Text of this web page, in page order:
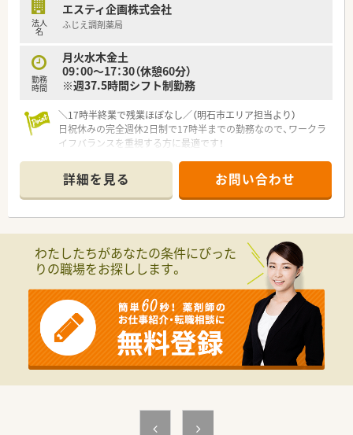
法人
名
エスティ企画株式会社
ふじえ調剤薬局
勤務
時間
月火水木金土
09：00～17：30（休憩60分）
※週37.5時間シフト制勤務
＼17時半終業で残業ほぼなし／（明石市エリア担当より）
日祝休みの完全週休2日制で17時半までの勤務なので、ワークラ
イフバランスを重視する方に最適です！
【店舗情報と応需状況について】
■藤江駅から徒歩5分の好立地にあり、通勤に非常に便利なアク
セス環境が整っている地域密着型の薬局です。
り、在宅業務がないため店舗業務に専念できます。
■月曜日から土曜日までの9時から17時半までが開局時間とな
っており、無理のないスケジュールで働けます。
【法人特徴について】
■明石市内にて1店舗のみを堅実に展開しており、地域住民の健
康を支える密着型のサービスを提供しています。
■スタッフ同士のコミュニケーションを大切にしており、非常に
アットホームで雰囲気の良さが自慢の職場環境です。
■短めのシフト勤務を希望する場合には、準社員制度への切り替
えなど柔軟な働き方の相談にも対応可能です。
【やりがい/おすすめポイント】
■精神的なサポートが必要な患者様に寄り添い、服薬を通じて回
詳細を見る お問い合わせ
わたしたちがあなたの条件にぴった
りの職場をお探しします。